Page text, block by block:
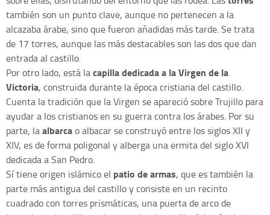
también son un punto clave, aunque no pertenecen a la
alcazaba árabe, sino que fueron añadidas más tarde. Se trata
de 17 torres, aunque las más destacables son las dos que dan
entrada al castillo.
Por otro lado, está lacapilla dedicada a la Virgen de la
Victoria, construida durante la época cristiana del castillo.
Cuenta la tradición que la Virgen se apareció sobre Trujillo para
ayudar a los cristianos en su guerra contra los árabes. Por su
parte, laalbarcao albacar se construyó entre los siglos XII y
XIV, es de forma poligonal y alberga una ermita del siglo XVI
dedicada a San Pedro.
Sí tiene origen islámico el patio de armas, que es también la
parte más antigua del castillo y consiste en un recinto
cuadrado con torres prismáticas, una puerta de arco de